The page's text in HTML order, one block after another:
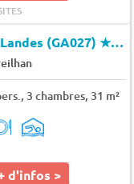
(GA027)★★★★
3 chambres, 31 m²
d'infos >